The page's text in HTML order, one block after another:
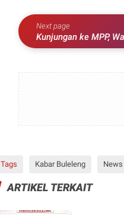
Next page
Kunjungan ke MPP, Wabup Supriatna
Pelayanan
Tags Kabar Buleleng News
ARTIKEL TERKAIT